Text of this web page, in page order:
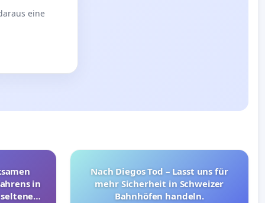
eine
in
Nach Diegos Tod – Lasst uns für
mehr Sicherheit in Schweizer
Bahnhöfen handeln.